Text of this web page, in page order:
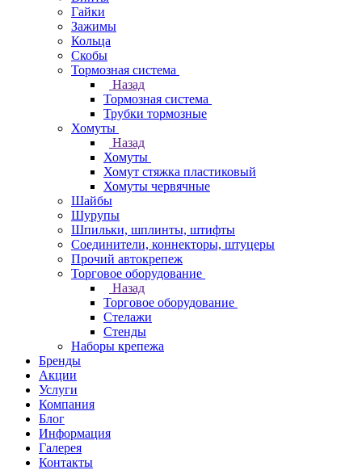
Гайки
Зажимы
Кольца
Скобы
Тормозная система
Назад
Тормозная система
Трубки тормозные
Хомуты
Назад
Хомуты
Хомут стяжка пластиковый
Хомуты червячные
Шайбы
Шурупы
Шпильки, шплинты, штифты
Соединители, коннекторы, штуцеры
Прочий автокрепеж
Торговое оборудование
Назад
Торговое оборудование
Стелажи
Стенды
Наборы крепежа
Бренды
Акции
Услуги
Компания
Блог
Информация
Галерея
Контакты